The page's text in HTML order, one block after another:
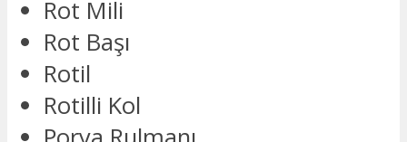
Rot Mili
Rot Başı
Rotil
Rotilli Kol